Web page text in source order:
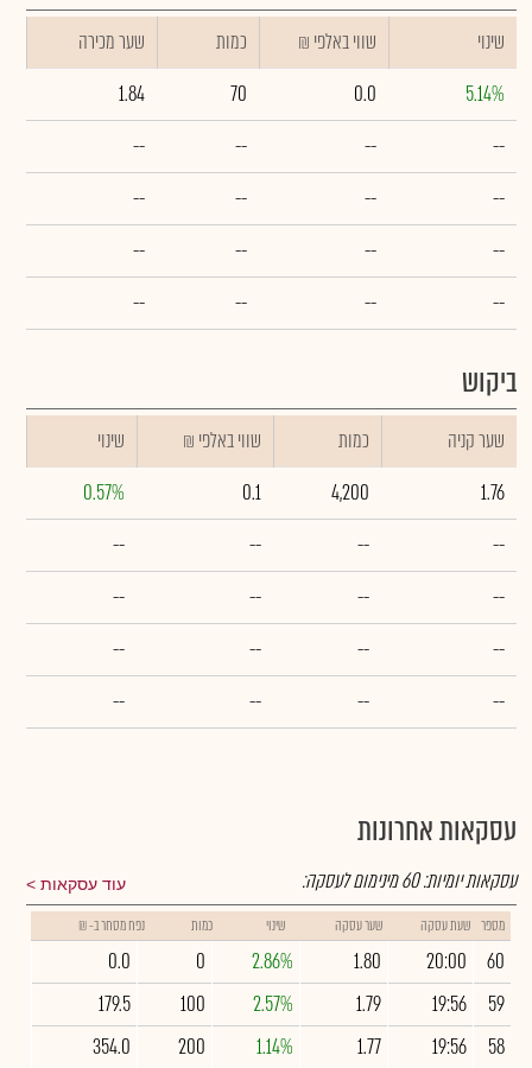
שינוי ₪ שווי באלפי כמות
שער מכירה
5.14%
0.0
70
1.84
--
--
--
--
--
--
--
--
--
--
--
--
--
--
--
--
ביקוש
שער קניה כמות ₪ שווי באלפי
שינוי
1.76
4,200
0.1
0.57%
--
--
--
--
--
--
--
--
--
--
--
--
--
--
--
--
עסקאות אחרונות
עוד עסקאות עסקאות יומיות:60מינימום לעסקה:
מספר שעת עסקה שער עסקה שינוי כמות נפח מסחר ב- ₪
60
20:00
1.80
2.86%
0
0.0
59
19:56
1.79
2.57%
100
179.5
58
19:56
1.77
1.14%
200
354.0